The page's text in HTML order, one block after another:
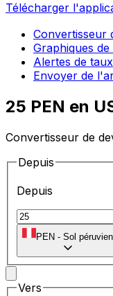
Télécharger
Convertisseur
Graphiques
Alertes de taux
Envoyer de
25 PEN en
Convertisseur de
Depuis
Depuis
PEN - Sol péruvien
Vers